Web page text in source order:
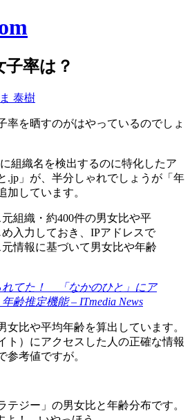
率は？
泰樹
率を晒すのがはやっているのでしょ
組織名を検出するのに特化したア
.jp」が、半分しゃれでしょうが「年
加しています。
組織・約400件の男女比や平
入力しておき、IPアドレスで
情報に基づいて男女比や年齢
れてた！ 「なかのひと」にア
齢推定機能 – ITmedia News
女比や平均年齢を算出しています。
ト）にアクセスした人の正確な情報
参考値ですが。
テジー」の男女比と年齢分布です。